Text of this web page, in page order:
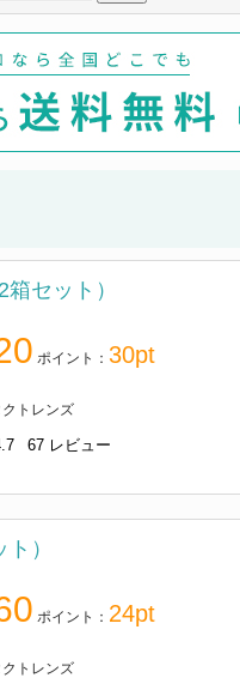
セット）
ポイント： 30pt
トレンズ
67 レビュー
）
ポイント： 24pt
トレンズ